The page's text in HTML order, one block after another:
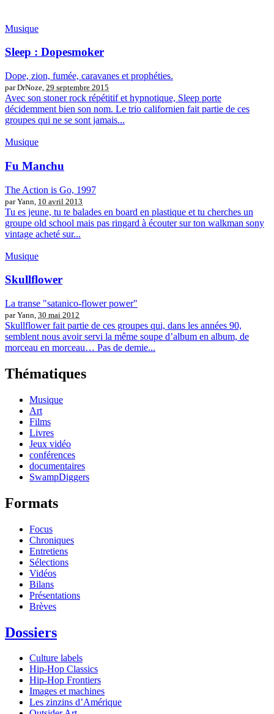
Musique
Sleep : Dopesmoker
Dope, zion, fumée, caravanes et prophéties.
par DrNoze, 29 septembre 2015
Avec son stoner rock répétitif et hypnotique, Sleep porte
décidemment bien son nom. Le trio californien fait partie de ces
groupes qui ne se sont jamais...
Musique
Fu Manchu
The Action is Go, 1997
par Yann, 10 avril 2013
Tu es jeune, tu te balades en board en plastique et tu cherches un
groupe old school mais pas ringard à écouter sur ton walkman sony
vintage acheté sur...
Musique
Skullflower
La transe "satanico-flower power"
par Yann, 30 mai 2012
Skullflower fait partie de ces groupes qui, dans les années 90,
semblent nous avoir servi la même soupe d’album en album, de
morceau en morceau… Pas de demie...
Thématiques
Musique
Art
Films
Livres
Jeux vidéo
conférences
documentaires
SwampDiggers
Formats
Focus
Chroniques
Entretiens
Sélections
Vidéos
Bilans
Présentations
Brèves
Dossiers
Culture labels
Hip-Hop Classics
Hip-Hop Frontiers
Images et machines
Les zinzins d’Amérique